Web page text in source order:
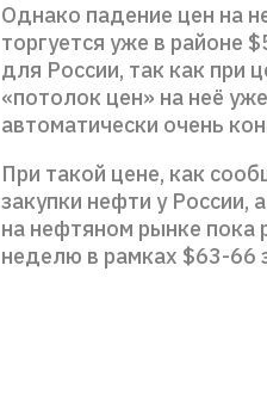
Однако падение цен на
торгуется уже в районе
для России, так как при
«потолок цен» на неё
автоматически очень
При такой цене, как
закупки нефти у России,
на нефтяном рынке
неделю в рамках $63-66